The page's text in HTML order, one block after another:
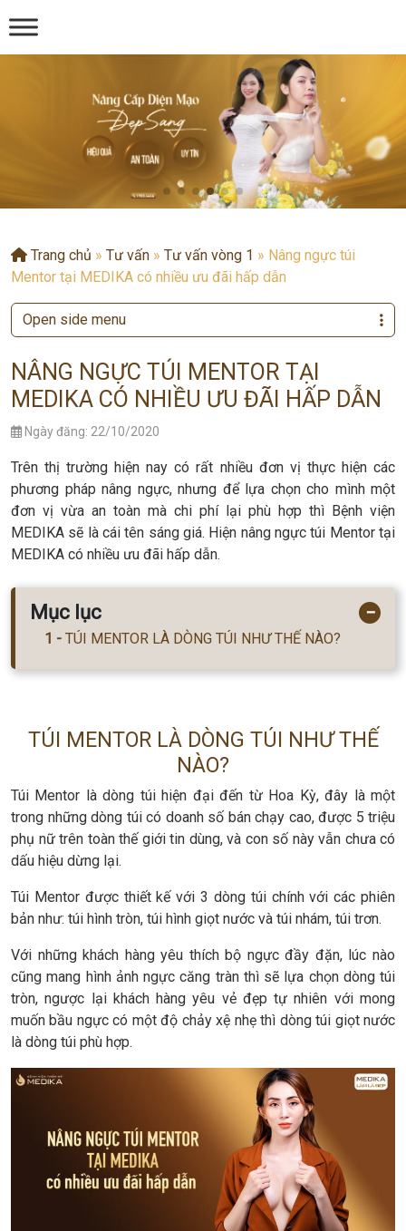
Trang chủ » Tư vấn » Tư vấn vòng 1 » Nâng ngực túi
Mentor tại MEDIKA có nhiều ưu đãi hấp dẫn
NÂNG NGỰC TÚI MENTOR TẠI
MEDIKA CÓ NHIỀU ƯU ĐÃI HẤP DẪN
Ngày đăng: 22/10/2020
Trên thị trường hiện nay có rất nhiều đơn vị thực hiện các
phương pháp nâng ngực, nhưng để lựa chọn cho mình một
đơn vị vừa an toàn mà chi phí lại phù hợp thì Bệnh viện
MEDIKA sẽ là cái tên sáng giá. Hiện nâng ngực túi Mentor tại
MEDIKA có nhiều ưu đãi hấp dẫn.
Mục lục −
TÚI MENTOR LÀ DÒNG TÚI NHƯ THẾ NÀO?
TÚI MENTOR LÀ DÒNG TÚI NHƯ THẾ
NÀO?
Túi Mentor là dòng túi hiện đại đến từ Hoa Kỳ, đây là một
trong những dòng túi có doanh số bán chạy cao, được 5 triệu
phụ nữ trên toàn thế giới tin dùng, và con số này vẫn chưa có
dấu hiệu dừng lại.
Túi Mentor được thiết kế với 3 dòng túi chính với các phiên
bản như: túi hình tròn, túi hình giọt nước và túi nhám, túi trơn.
Với những khách hàng yêu thích bộ ngực đầy đặn, lúc nào
cũng mang hình ảnh ngực căng tràn thì sẽ lựa chọn dòng túi
tròn, ngược lại khách hàng yêu vẻ đẹp tự nhiên với mong
muốn bầu ngực có một độ chảy xệ nhẹ thì dòng túi giọt nước
là dòng túi phù hợp.
Open side menu